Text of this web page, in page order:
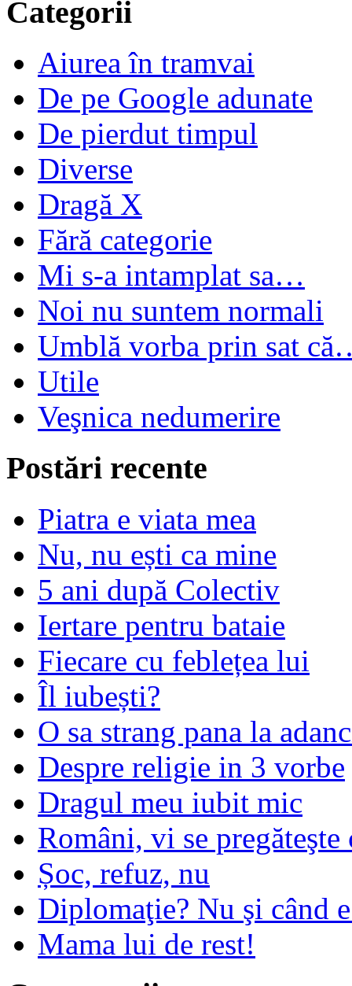
Categorii
Aiurea în tramvai
De pe Google adunate
De pierdut timpul
Diverse
Dragă X
Fără categorie
Mi s-a intamplat sa…
Noi nu suntem normali
Umblă vorba prin sat
Utile
Veşnica nedumerire
Postări recente
Piatra e viata mea
Nu, nu ești ca mine
5 ani după Colectiv
Iertare pentru bataie
Fiecare cu feblețea lui
Îl iubești?
O sa strang pana la
Despre religie in 3 vorbe
Dragul meu iubit mic
Români, vi se pregăteşte
Șoc, refuz, nu
Diplomaţie? Nu şi când
Mama lui de rest!